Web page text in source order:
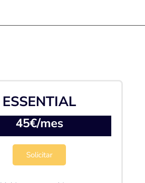
ESSENTIAL
45€/mes
Solicitar